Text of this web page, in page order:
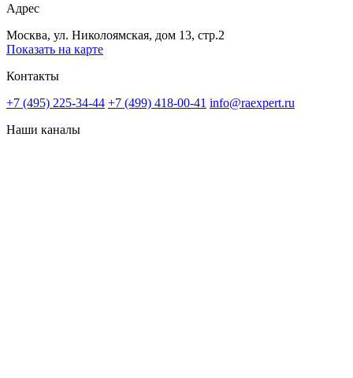
Адрес
Москва, ул. Николоямская, дом 13, стр.2
Показать на карте
Контакты
+7 (495) 225-34-44 +7 (499) 418-00-41 info@raexpert.ru
Наши каналы